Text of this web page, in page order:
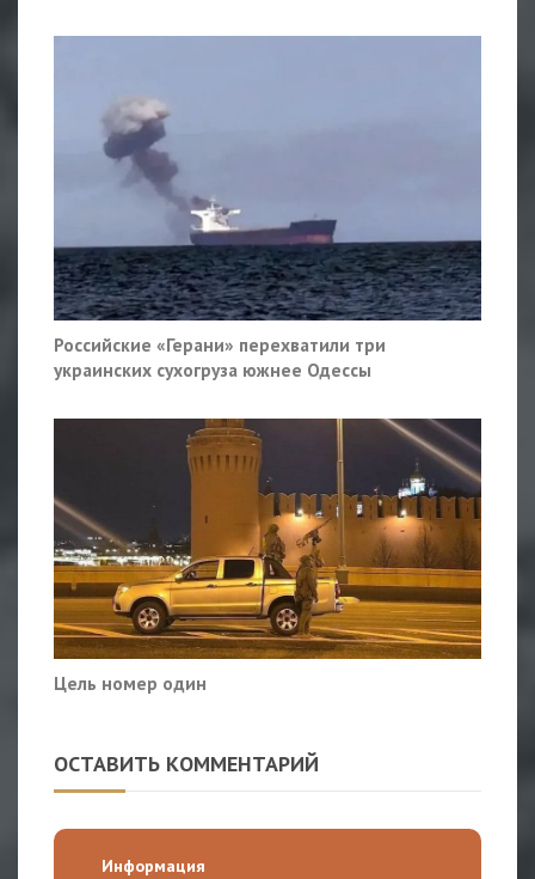
Российские «Герани» перехватили три
украинских сухогруза южнее Одессы
Цель номер один
ОСТАВИТЬ КОММЕНТАРИЙ
Информация